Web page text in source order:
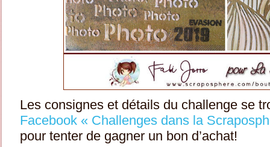
Les consignes et détails du challenge se
Facebook « Challenges dans la
pour tenter de gagner un bon d’achat!